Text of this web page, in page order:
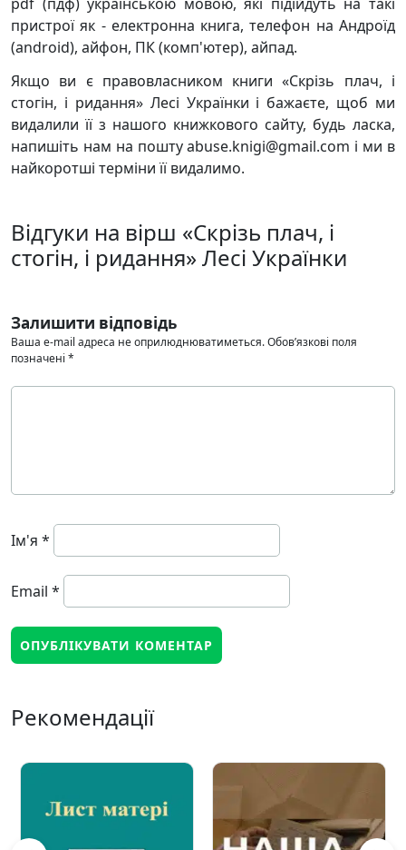
пристрої як - електронна книга, телефон на Андроїд
(android), айфон, ПК (комп'ютер), айпад.
Якщо ви є правовласником книги «Скрізь плач, і
стогін, і ридання» Лесі Українки і бажаєте, щоб ми
видалили її з нашого книжкового сайту, будь ласка,
напишіть нам на пошту abuse.knigi@gmail.com і ми в
найкоротші терміни її видалимо.
Відгуки на вірш «Скрізь плач, і
стогін, і ридання» Лесі Українки
Залишити відповідь
Ваша e-mail адреса не оприлюднюватиметься.Обов’язкові поля
позначені *
Ім'я *
Email *
Рекомендації